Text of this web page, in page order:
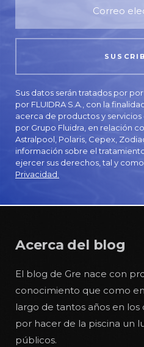
Sus datos serán tratados por por
por FLUIDRA S.A., con la
acerca de productos y
por Grupo Fluidra, en relación
Astralpool, Polaris, Cepex,
información sobre el
ejercer sus derechos, tal y
Privacidad.
Acerca del blog
El blog de Gre nace con
conocimiento que como
largo de tantos años en
por hacer de la piscina un
públicos.